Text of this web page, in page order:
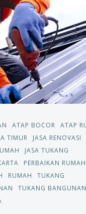
ATAP BOCOR
ATAP
TIMUR
JASA RENOVASI
JASA TUKANG
PERBAIKAN RUMAH
RUMAH
TUKANG
TUKANG